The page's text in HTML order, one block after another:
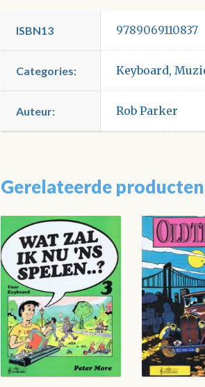
ISBN13 9789069110837
Categories: Keyboard,
Auteur: Rob Parker
Gerelateerde producten